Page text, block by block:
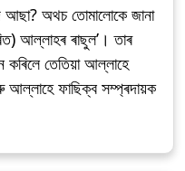
আছা? অথচ তোমালোকে জানা
আল্লাহৰ ৰাছুল’। তাৰ
তেতিয়া আল্লাহে
ফাছিক্ব সম্প্ৰদায়ক